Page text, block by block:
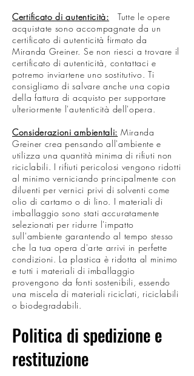
Certificato di autenticità:
Tutte le opere
acquistate sono accompagnate da un
certificato di autenticità firmato da
Miranda Greiner. Se non riesci a trovare il
certificato di autenticità, contattaci e
potremo inviartene uno sostitutivo. Ti
consigliamo di salvare anche una copia
della fattura di acquisto per supportare
ulteriormente l'autenticità dell'opera.
Considerazioni ambientali: Miranda
Greiner crea pensando all'ambiente e
utilizza una quantità minima di rifiuti non
riciclabili. I rifiuti pericolosi vengono ridotti
al minimo verniciando principalmente con
diluenti per vernici privi di solventi come
olio di cartamo o di lino. I materiali di
imballaggio sono stati accuratamente
selezionati per ridurre l'impatto
sull'ambiente garantendo al tempo stesso
che la tua opera d'arte arrivi in perfette
condizioni. La plastica è ridotta al minimo
e tutti i materiali di imballaggio
provengono da fonti sostenibili, essendo
una miscela di materiali riciclati, riciclabili
o biodegradabili.
Politica di spedizione e
restituzione